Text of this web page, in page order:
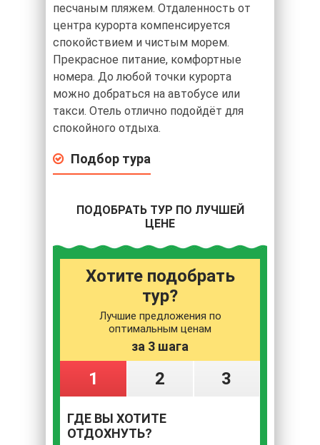
песчаным пляжем. Отдаленность от
центра курорта компенсируется
спокойствием и чистым морем.
Прекрасное питание, комфортные
номера. До любой точки курорта
можно добраться на автобусе или
такси. Отель отлично подойдёт для
спокойного отдыха.
Подбор тура
ПОДОБРАТЬ ТУР ПО ЛУЧШЕЙ
ЦЕНЕ
Хотите подобрать
тур?
Лучшие предложения по
оптимальным ценам
за 3 шага
1 2 3
ГДЕ ВЫ ХОТИТЕ
ОТДОХНУТЬ?